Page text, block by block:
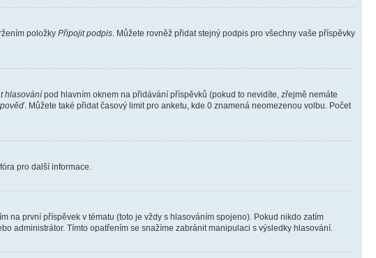
položky Připojit podpis . Můžete rovněž přidat stejný podpis pro všechny vaše příspěvky
hlasovánípod hlavním oknem na přidávání příspěvků (pokud to nevidíte, zřejmě nemáte
. Můžete také přidat časový limit pro anketu, kde 0 znamená neomezenou volbu. Počet
pro další informace.
na první příspěvek v tématu (toto je vždy s hlasováním spojeno). Pokud nikdo zatím
administrátor. Tímto opatřením se snažíme zabránit manipulaci s výsledky hlasování.